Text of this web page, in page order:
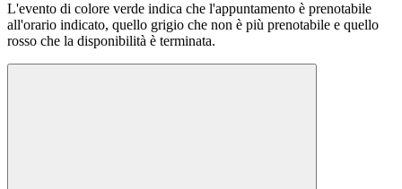
L'evento di colore verde indica che l'appuntamento è prenotabile
all'orario indicato, quello grigio che non è più prenotabile e quello
rosso che la disponibilità è terminata.